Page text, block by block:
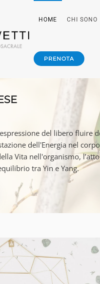
HOME CHI SONO
PRENOTA
del libero fluire
dell'Energia nel
Vita nell'organismo,
tra Yin e Yang.